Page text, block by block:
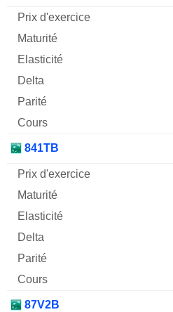
841TB
87V2B